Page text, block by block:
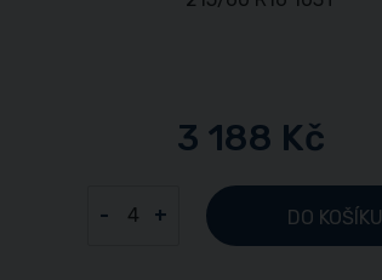
3 188 Kč
- + DO KOŠÍKU